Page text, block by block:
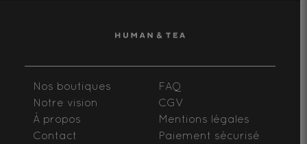
Nos boutiques
Notre vision
À propos
Contact
FAQ
CGV
Mentions légales
Paiement sécurisé